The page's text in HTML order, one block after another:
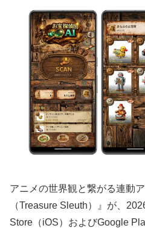
アニメの世界観と繋がる連動
（Treasure Sleuth）』が、
Store（iOS）およびGoogle